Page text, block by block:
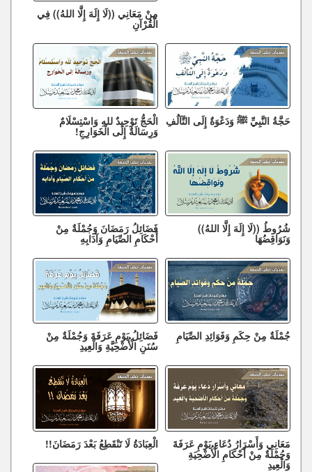
مِنْ مَعَانِي ((لَا إِلَهَ إِلَّا اللهُ)) فِي
الْقُرْآنِ
حَجَّةُ النَّبِيِّ ﷺ وَدَعْوَةٌ إِلَى التَّآلُفِ الْحَجُّ تَوْحِيدٌ للهِ وَاسْتِسْلَامٌ
وَرِسَالَةٌ إِلَى الْخَوَارِجِ!
شُرُوطُ ((لَا إِلَهَ إِلَّا اللهُ))
وَنَوَاقِضُهَا
فَضَائِلُ رَمَضَانَ وَجُمْلَةٌ مِنْ
أَحْكَامِ الصِّيَامِ وَآدَابِهِ
جُمْلَةٌ مِنْ حِكَمِ وَفَوَائِدِ الصِّيَامِ فَضَائِلُ يَوْمِ عَرَفَةَ وَجُمْلَةٌ مِنْ
سُنَنِ الْأُضْحِيَّةِ وَالْعِيدِ
مَعَانِي وَأَسْرَارُ دُعَاءِ يَوْمِ عَرَفَةَ
وَجُمْلَةٌ مِنْ أَحْكَامِ الْأُضْحِيَةِ
وَالْعِيدِ
الْعِبَادَةُ لَا تَنْقَطِعُ بَعْدَ رَمَضَانَ!!